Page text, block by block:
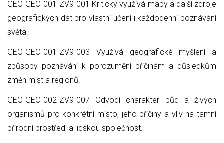
GEO-GEO-001-ZV9-001 Kriticky využívá mapy a další zdroje
geografických dat pro vlastní učení i každodenní poznávání
světa.
GEO-GEO-001-ZV9-003 Využívá geografické myšlení a
způsoby poznávání k porozumění příčinám a důsledkům
změn míst a regionů.
GEO-GEO-002-ZV9-007 Odvodí charakter půd a živých
organismů pro konkrétní místo, jeho příčiny a vliv na tamní
přírodní prostředí a lidskou společnost.